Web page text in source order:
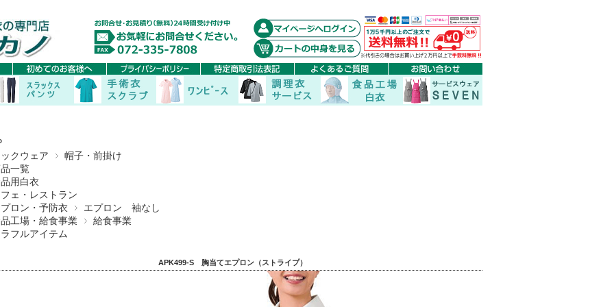
クウェア
帽子・前掛け
一覧
用白衣
ェ・レストラン
ロン・予防衣
エプロン 袖なし
工場・給食事業
給食事業
フルアイテム
APK499-S 胸当てエプロン（ストライプ）